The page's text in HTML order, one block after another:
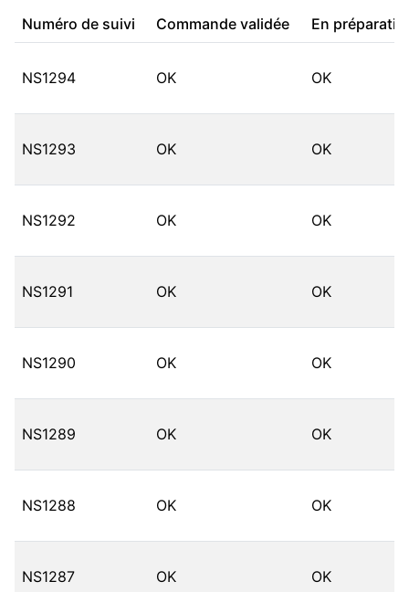
Numéro de suivi Commande validée En
NS1294 OK OK
NS1293 OK OK
NS1292 OK OK
NS1291 OK OK
NS1290 OK OK
NS1289 OK OK
NS1288 OK OK
NS1287 OK OK